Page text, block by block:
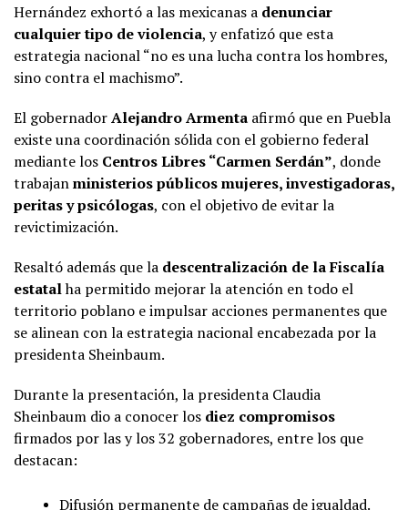
Hernández exhortó a las mexicanas a denunciar
cualquier tipo de violencia, y enfatizó que esta
estrategia nacional “no es una lucha contra los hombres,
sino contra el machismo”.
El gobernadorAlejandro Armenta afirmó que en Puebla
existe una coordinación sólida con el gobierno federal
mediante los Centros Libres “Carmen Serdán”, donde
trabajanministerios públicos mujeres, investigadoras,
peritas y psicólogas, con el objetivo de evitar la
revictimización.
Resaltó además que la descentralización de la Fiscalía
estatalha permitido mejorar la atención en todo el
territorio poblano e impulsar acciones permanentes que
se alinean con la estrategia nacional encabezada por la
presidenta Sheinbaum.
Durante la presentación, la presidenta Claudia
Sheinbaum dio a conocer los diez compromisos
firmados por las y los 32 gobernadores, entre los que
destacan:
Difusión permanente de campañas de igualdad.